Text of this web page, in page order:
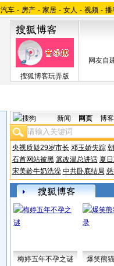
汽车 - 房产 - 家居 - 女人 - 视频 - 播
搜狐博客玩弄版
网友自
新闻 网页 博客
央视质疑29岁市长 邓玉娇失踪
石首网站被黑 篡改温总讲话 夏
宋美龄牛奶洗澡 中共卧底结局
梅婷五年不孕之谜 爆笑熊